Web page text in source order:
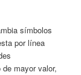
símbolos
por línea
mayor valor,